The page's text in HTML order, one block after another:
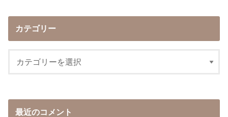
カテゴリー
最近のコメント